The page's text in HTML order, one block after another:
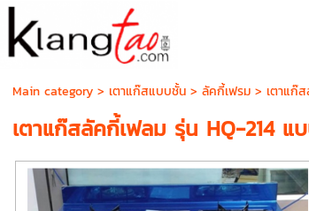
Main category> เตาแก๊สแบบชั้น> ลัคกี้เฟรม> เตาแก๊ส
เตาแก๊สลัคกี้เฟลม รุ่น HQ-214 แ